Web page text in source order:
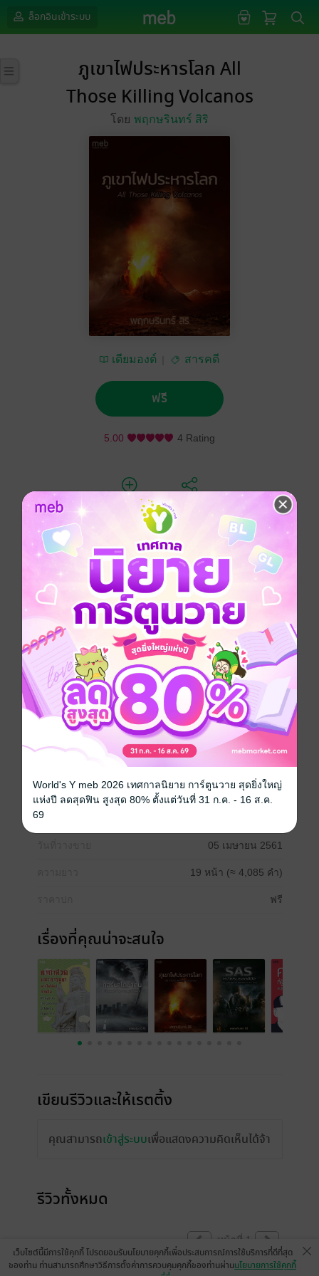
ล็อกอินเข้าระบบ
ภูเขาไฟประหารโลก All
Those Killing Volcanos
โดย พฤกษรินทร์ สิริ
เดียมองต์ สารคดี
ฟรี
5.00 4 Rating
ติดตาม
ภูเขาไฟนั้นเป็นอะไรมากกว่าที่คิด และถือเป็นมรณะจาก
นรกที่ส่งความตายมาเยือนผู้คนมาตั้งแต่โบราณกาล
กระทั่งถึงปัจจุบัน และภูเขาไฟนั้นถือเป็นสัญลักษณ์ความ
ตายที่เห็นชัดเจนที่สุด ไม่หนีไปไหน มองเห็นทีไรก็รู้ว่า
อันตรายอยู่เบื้องหน้า(หรือเบื้องหลัง) แต่ถ้าไม่มีสัญญาณ
ใดๆมาเตือน ผู้คนที่อยู่ในพื้นที่ภูเขาไฟก็ยังมองภูเขาไฟเป็น
เพียงธรรมชาติที่น่าจะมีอันตรายเท่านั้น
เมื่อใดก็ตามที่ภูเขาไฟพิโรธอย่างหนัก ไม่เพียงแค่ส่ง
สัญญาณเตือนด้วยเถ้าควันและแผ่นดินไหว หากแต่ส่งหิน
ร้อนใต้พิภพพุ่งกระจายออกจากปากปล่องภูเขาไฟ ตามมา
ด้วยการพ่นธารลาวาความร้อนสูงสุดขีดระดับหลอมหิน
และแร่ธาตุให้ละลายได้ออกมาทำลายสรรพสิ่งที่ขวางเส้น
ทางการเคลื่อนที่ของมัน เมื่อนั้นหายนะที่จะเกิดกับทุกสิ่ง
ย่อมสูงเกินเดิมพันเสมอ และมักจบลงด้วยการสูญสิ้นที่ไม่
ประเภทไฟล์
05 เมษายน 2561
19 หน้า (≈ 4,085 คำ)
ฟรี
เรื่องที่คุณน่าจะสนใจ
เขียนรีวิวและให้เรตติ้ง
คุณสามารถเข้าสู่ระบบเพื่อแสดงความคิดเห็นได้จ้า
รีวิวทั้งหมด
หน้าที่ 1
เว็บไซต์นี้มีการใช้คุกกี้ โปรดยอมรับนโยบายคุกกี้เพื่อประสบการณ์การใช้บริการที่ดีที่สุด
ของท่าน ท่านสามารถศึกษาวิธีการตั้งค่าการควบคุมคุกกี้ของท่านผ่านนโยบายการใช้คุกกี้
World's Y meb 2026 เทศกาลนิยาย การ์ตูนวาย สุดยิ่งใหญ่
แห่งปี ลดสุดฟิน สูงสุด 80% ตั้งแต่วันที่ 31 ก.ค. - 16 ส.ค.
69